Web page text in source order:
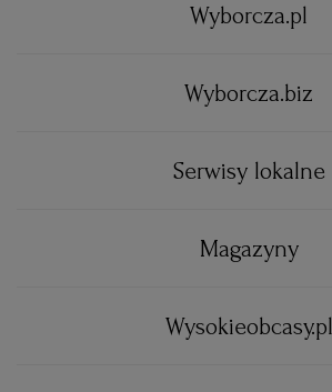
Wyborcza.pl
Wyborcza.biz
Serwisy lokalne
Magazyny
Wysokieobcasy.pl